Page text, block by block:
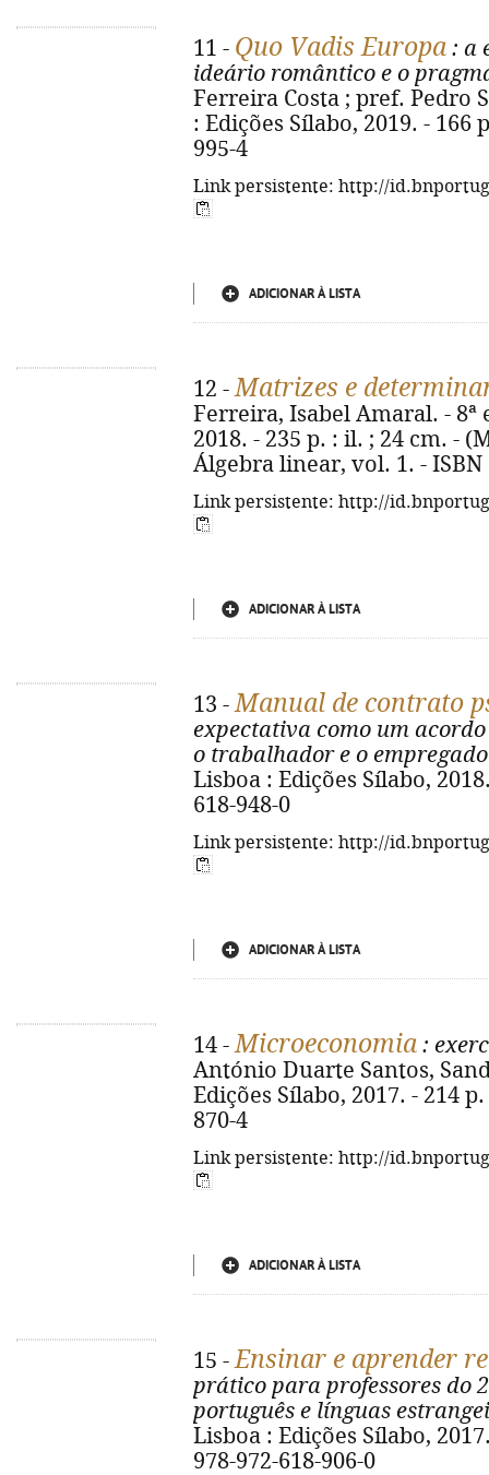
11 - Quo Vadis Europa : a
ideário romântico e o
Ferreira Costa ; pref. Pedro
: Edições Sílabo, 2019. - 166
995-4
Link persistente: http://
ADICIONAR À LISTA
12 -Matrizes e
Ferreira, Isabel Amaral. - 8ª
2018. - 235 p. : il. ; 24 cm. -
Álgebra linear, vol. 1. - ISBN
Link persistente: http://
ADICIONAR À LISTA
13 -Manual de contrato
expectativa como um
o trabalhador e o
Lisboa : Edições Sílabo,
618-948-0
Link persistente: http://
ADICIONAR À LISTA
14 -Microeconomia :
António Duarte Santos,
Edições Sílabo, 2017. - 214
870-4
Link persistente: http://
ADICIONAR À LISTA
15 -Ensinar e aprender
prático para professores do
português e línguas
Lisboa : Edições Sílabo,
978-972-618-906-0